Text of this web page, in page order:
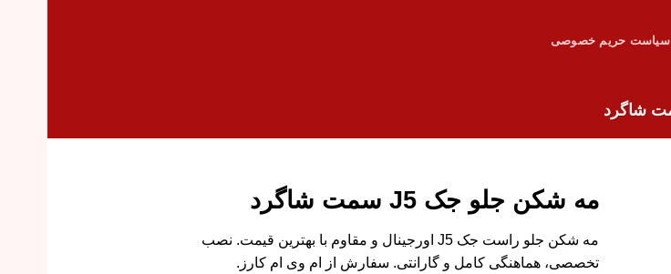
سیاست حریم خصوصی
مه شکن جلو جک J5 سمت شاگرد
مه شکن جلو راست جک J5 اورجینال و مقاوم با بهترین قیمت. نصب
تخصصی، هماهنگی کامل و گارانتی. سفارش از ام وی ام کارز.